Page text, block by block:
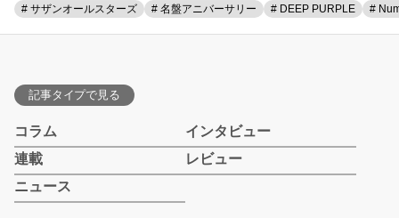
# サザンオールスターズ # 名盤アニバーサリー # DEEP PURPLE #
記事タイプで見る
コラム
インタビュー
連載
レビュー
ニュース